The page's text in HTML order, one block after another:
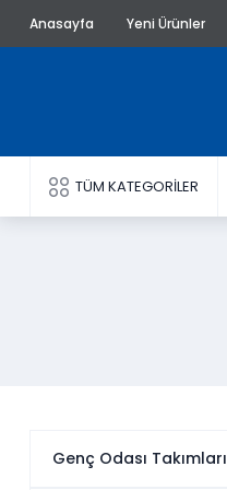
Anasayfa Yeni Ürünler
TÜM KATEGORİLER
Genç Odası Takımları